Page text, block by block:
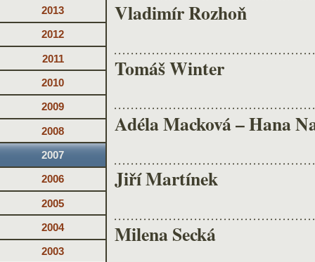
2013
2012
2011
2010
2009
2008
2007
2006
2005
2004
2003
Vladimír Rozhoň
Tomáš Winter
Adéla Macková – Hana
Jiří Martínek
Milena Secká